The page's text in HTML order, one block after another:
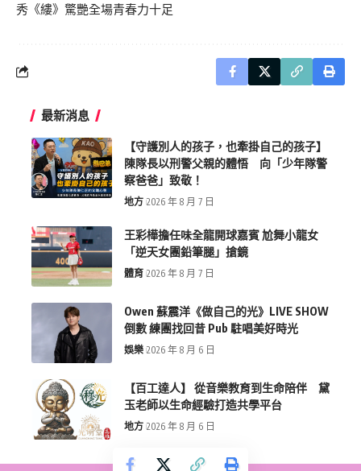
秀《縷》驚艷全場青春力十足
最新消息
【守護別人的孩子，也牽掛自己的孩子】
陳隊長以刑警父親的體悟 向「少年隊警
察爸爸」致敬！
地方 2026 年 8 月 7 日
王彩樺擔任味全龍開球嘉賓 尬舞小龍女
「逆天女團鉛筆腿」搶鏡
體育 2026 年 8 月 7 日
Owen 蘇震洋《做自己的光》LIVE SHOW
倒數 練團找回昔 Pub 駐唱美好時光
娛樂 2026 年 8 月 6 日
【百工達人】 從音樂教育到生命陪伴 黛
玉老師以生命經驗打造共學平台
地方 2026 年 8 月 6 日